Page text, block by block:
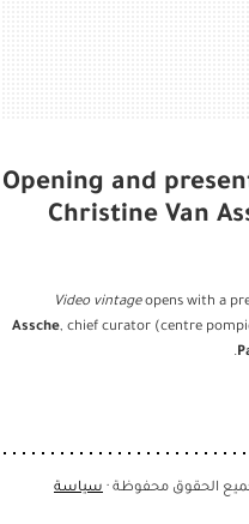
Opening and
Christine Van
Video vintageopens with a
Assche, chief curator (centre
الحقوق محفوظة · سياسة